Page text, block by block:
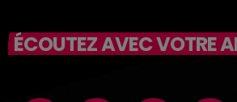
ÉCOUTEZ AVEC VOTRE